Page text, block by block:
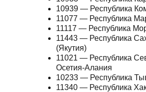
10939 — Республика
11077 — Республика
11117 — Республика
11443 — Республика
(Якутия)
11021 — Республика
Осетия-Алания
10233 — Республика
11340 — Республика